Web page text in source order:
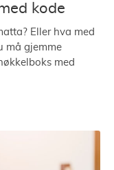
kode
Eller hva med
må gjemme
med